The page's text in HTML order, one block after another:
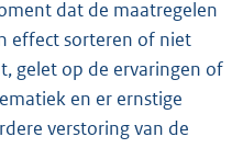
dat de maatregelen
effect sorteren of niet
gelet op de ervaringen of
en er ernstige
verstoring van de